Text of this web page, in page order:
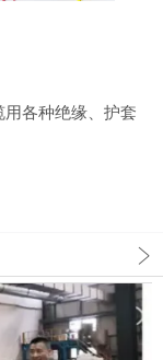
用各种绝缘、护套